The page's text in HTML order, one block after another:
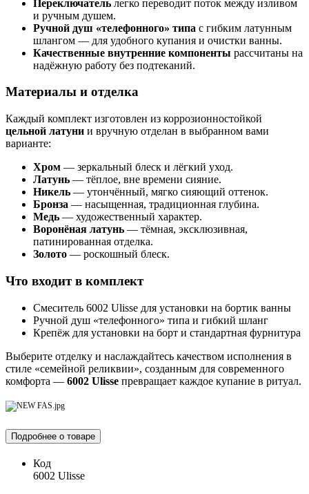
Переключатель легко переводит поток между изливом
и ручным душем.
Ручной душ «телефонного» типа с гибким латунным
шлангом — для удобного купания и очистки ванны.
Качественные внутренние компоненты рассчитаны на
надёжную работу без подтеканий.
Материалы и отделка
Каждый комплект изготовлен из коррозионностойкой
цельной латуни и вручную отделан в выбранном вами
варианте:
Хром — зеркальный блеск и лёгкий уход.
Латунь — тёплое, вне времени сияние.
Никель — утончённый, мягко сияющий оттенок.
Бронза — насыщенная, традиционная глубина.
Медь — художественный характер.
Воронёная латунь — тёмная, эксклюзивная,
патинированная отделка.
Золото — роскошный блеск.
Что входит в комплект
Смеситель 6002 Ulisse для установки на бортик ванны
Ручной душ «телефонного» типа и гибкий шланг
Крепёж для установки на борт и стандартная фурнитура
Выберите отделку и наслаждайтесь качеством исполнения в
стиле «семейной реликвии», созданным для современного
комфорта — 6002 Ulisse превращает каждое купание в ритуал.
Подробнее о товаре
Код
6002 Ulisse